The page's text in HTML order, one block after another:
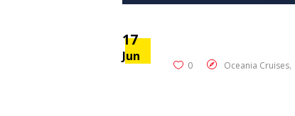
17
Jun
0 Oceania Cruises,